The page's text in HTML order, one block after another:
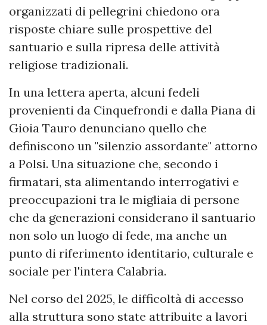
organizzati di pellegrini chiedono ora
risposte chiare sulle prospettive del
santuario e sulla ripresa delle attività
religiose tradizionali.
In una lettera aperta, alcuni fedeli
provenienti da Cinquefrondi e dalla Piana di
Gioia Tauro denunciano quello che
definiscono un "silenzio assordante" attorno
a Polsi. Una situazione che, secondo i
firmatari, sta alimentando interrogativi e
preoccupazioni tra le migliaia di persone
che da generazioni considerano il santuario
non solo un luogo di fede, ma anche un
punto di riferimento identitario, culturale e
sociale per l'intera Calabria.
Nel corso del 2025, le difficoltà di accesso
alla struttura sono state attribuite a lavori